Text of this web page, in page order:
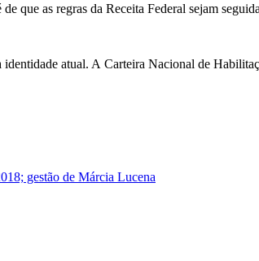
que as regras da Receita Federal sejam
atual. A Carteira Nacional de
gestão de Márcia Lucena